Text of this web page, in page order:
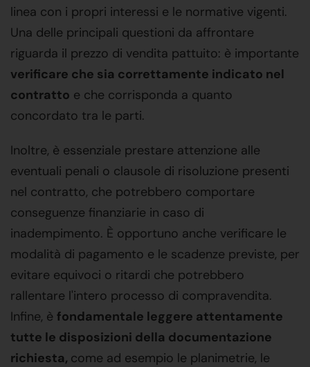
linea con i propri interessi e le normative vigenti.
Una delle principali questioni da affrontare
riguarda il prezzo di vendita pattuito: è importante
verificare che sia correttamente indicato nel
contratto e che corrisponda a quanto
concordato tra le parti.
Inoltre, è essenziale prestare attenzione alle
eventuali penali o clausole di risoluzione presenti
nel contratto, che potrebbero comportare
conseguenze finanziarie in caso di
inadempimento. È opportuno anche verificare le
modalità di pagamento e le scadenze previste, per
evitare equivoci o ritardi che potrebbero
rallentare l'intero processo di compravendita.
Infine, è fondamentale leggere attentamente
tutte le disposizioni della documentazione
richiesta, come ad esempio le planimetrie, le